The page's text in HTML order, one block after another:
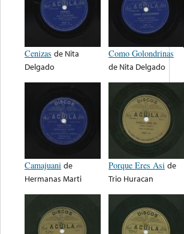
Cenizas de Nita
Delgado
Como Golondrinas
de Nita Delgado
Camajuani de
Hermanas Marti
Porque Eres Asi de
Trio Huracan